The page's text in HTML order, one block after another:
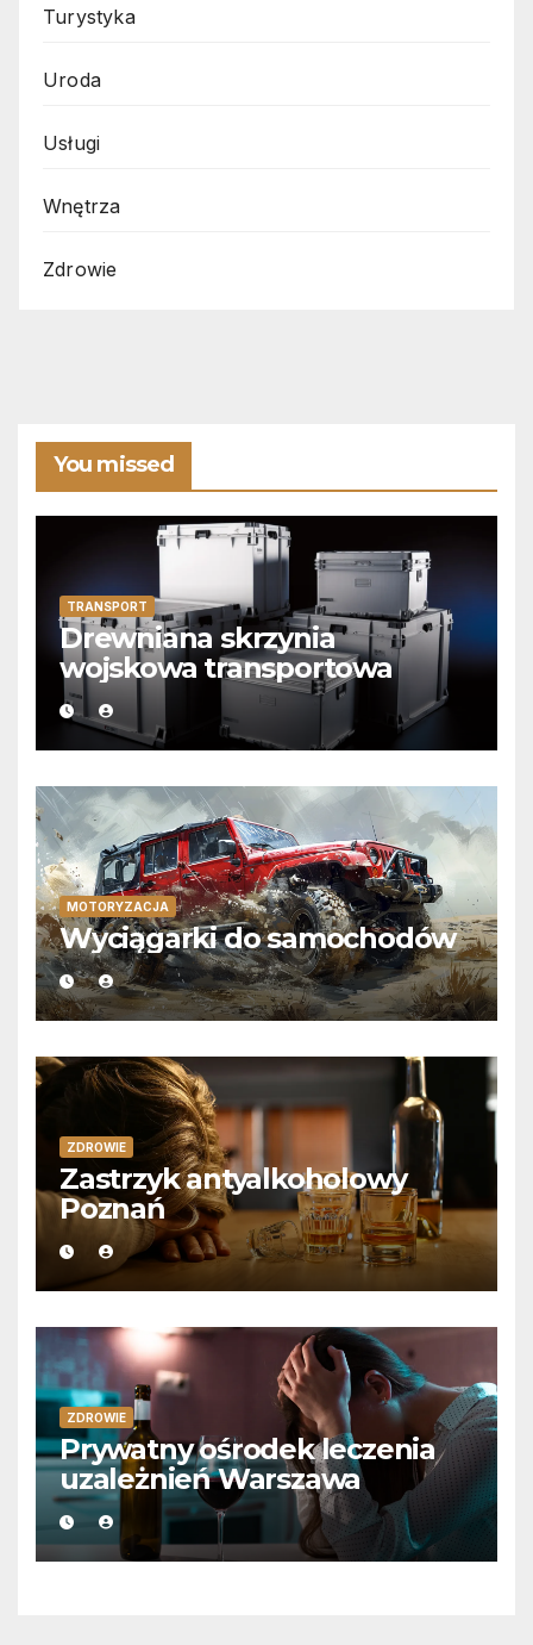
Turystyka
Uroda
Usługi
Wnętrza
Zdrowie
You missed
TRANSPORT
Drewniana skrzynia
wojskowa transportowa
MOTORYZACJA
Wyciągarki do samochodów
ZDROWIE
Zastrzyk antyalkoholowy
Poznań
ZDROWIE
Prywatny ośrodek leczenia
uzależnień Warszawa